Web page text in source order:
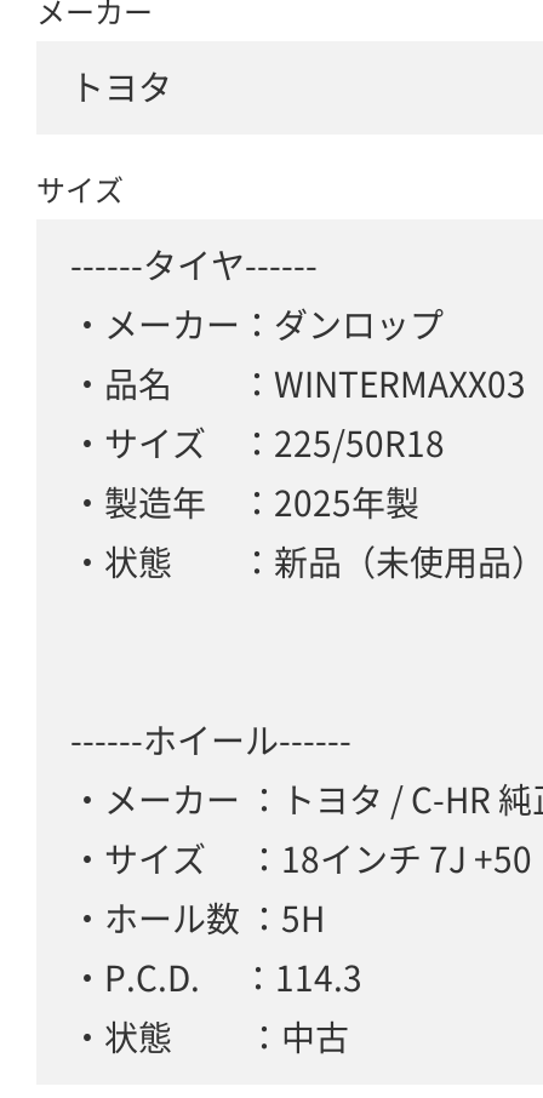
メーカー
トヨタ
サイズ
------タイヤ------
・メーカー：ダンロップ
・品名 ：WINTERMAXX03
・サイズ ：225/50R18
・製造年 ：2025年製
・状態 ：新品（未使用品
------ホイール------
・メーカー ：トヨタ / C-HR 純
・サイズ ：18インチ 7J +50
・ホール数 ：5H
・P.C.D. ：114.3
・状態 ：中古